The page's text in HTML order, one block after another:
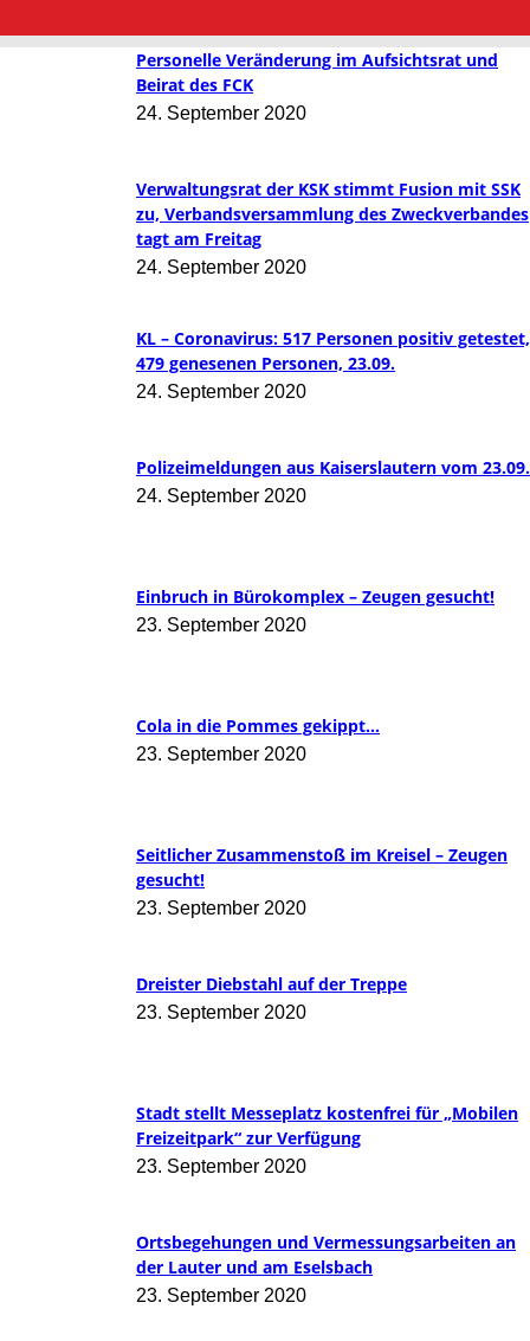
Personelle Veränderung im Aufsichtsrat und
Beirat des FCK
24. September 2020
Verwaltungsrat der KSK stimmt Fusion mit SSK
zu, Verbandsversammlung des Zweckverbandes
tagt am Freitag
24. September 2020
KL – Coronavirus: 517 Personen positiv getestet,
479 genesenen Personen, 23.09.
24. September 2020
Polizeimeldungen aus Kaiserslautern vom 23.09.
24. September 2020
Einbruch in Bürokomplex – Zeugen gesucht!
23. September 2020
Cola in die Pommes gekippt…
23. September 2020
Seitlicher Zusammenstoß im Kreisel – Zeugen
gesucht!
23. September 2020
Dreister Diebstahl auf der Treppe
23. September 2020
Stadt stellt Messeplatz kostenfrei für „Mobilen
Freizeitpark“ zur Verfügung
23. September 2020
Ortsbegehungen und Vermessungsarbeiten an
der Lauter und am Eselsbach
23. September 2020